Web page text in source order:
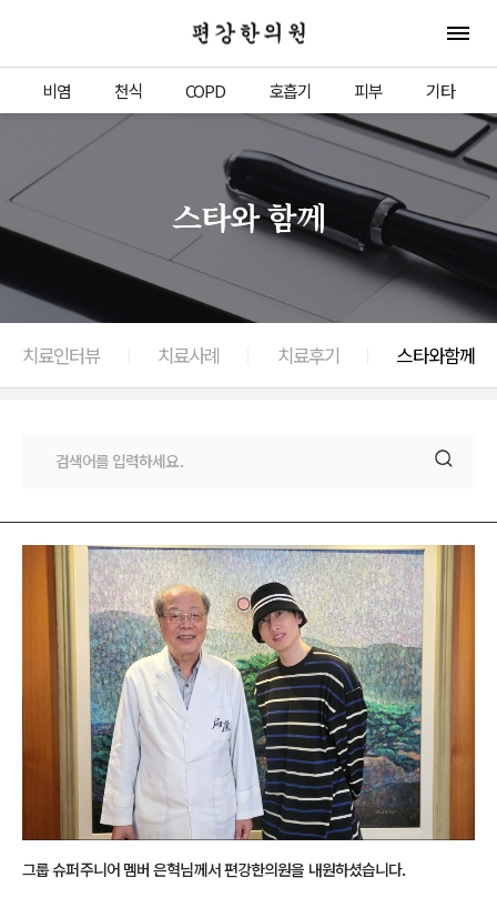
편강한의원 전체
비염 천식 COPD 호흡기 피부 기타
스타와 함께
치료인터뷰 치료사례 치료후기 스타와함께
그룹 슈퍼주니어 멤버 은혁님께서 편강한의원을 내원하셨습니다.